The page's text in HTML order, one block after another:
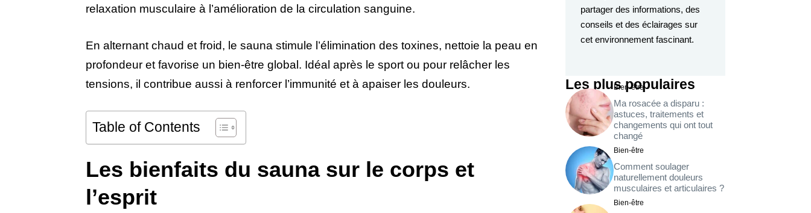
relaxation musculaire à l’amélioration de la circulation sanguine.
En alternant chaud et froid, le sauna stimule l’élimination des toxines, nettoie la peau en
profondeur et favorise un bien-être global. Idéal après le sport ou pour relâcher les
tensions, il contribue aussi à renforcer l’immunité et à apaiser les douleurs.
Table of Contents
Les bienfaits du sauna sur le corps et
l’esprit
partager des informations, des
conseils et des éclairages sur
cet environnement fascinant.
Les plus populaires
Bien-être
Ma rosacée a disparu :
astuces, traitements et
changements qui ont tout
changé
Bien-être
Comment soulager
naturellement douleurs
musculaires et articulaires ?
Bien-être